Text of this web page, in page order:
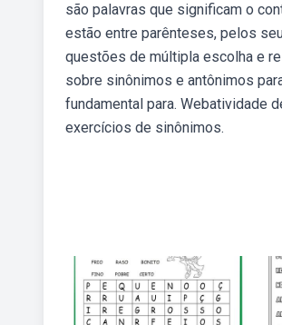
são palavras que significam o
estão entre parênteses, pelos
questões de múltipla escolha e
sobre sinônimos e antônimos
fundamental para. Webatividade
exercícios de sinônimos.